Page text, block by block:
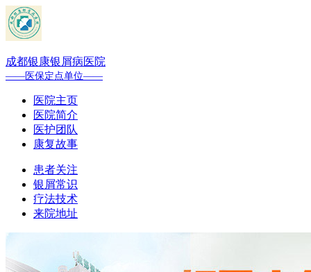
成都银康银屑病医院
——医保定点单位——
医院主页
医院简介
医护团队
康复故事
患者关注
银屑常识
疗法技术
来院地址